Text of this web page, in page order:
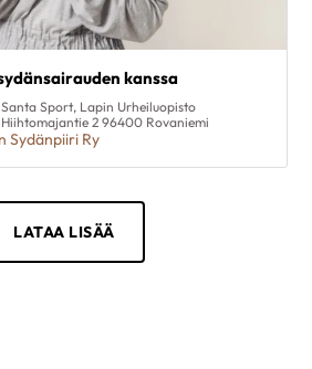
kanssa
Santa Sport, Lapin Urheiluopisto
Hiihtomajantie 2 96400 Rovaniemi
Sydänpiiri Ry
LATAA LISÄÄ